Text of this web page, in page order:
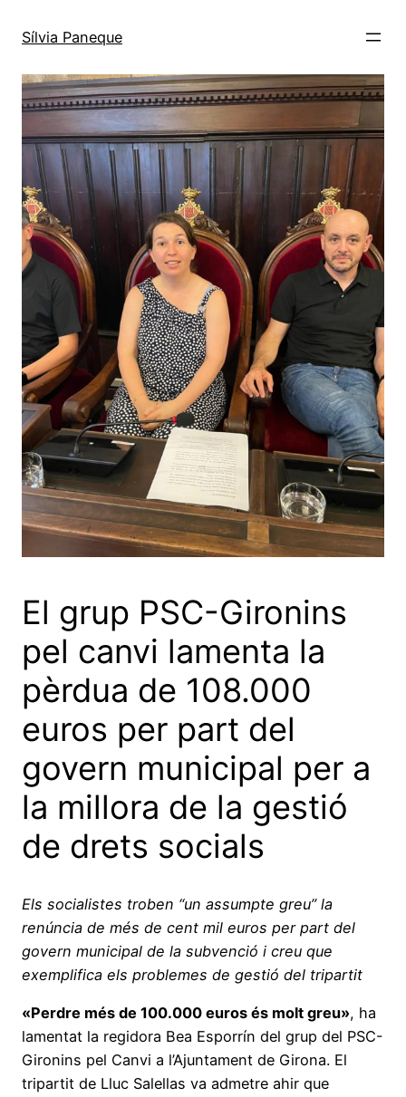
Sílvia Paneque
El grup PSC-Gironins
pel canvi lamenta la
pèrdua de 108.000
euros per part del
govern municipal per a
la millora de la gestió
de drets socials
Els socialistes troben “un assumpte greu” la
renúncia de més de cent mil euros per part del
govern municipal de la subvenció i creu que
exemplifica els problemes de gestió del tripartit
«Perdre més de 100.000 euros és molt greu», ha
lamentat la regidora Bea Esporrín del grup del PSC-
Gironins pel Canvi a l’Ajuntament de Girona. El
tripartit de Lluc Salellas va admetre ahir que